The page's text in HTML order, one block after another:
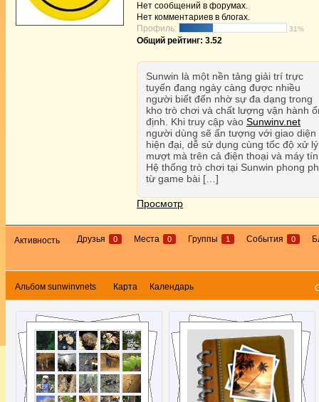
Нет сообщений в форумах.
Нет комментариев в блогах.
Профиль:
31%
Общий рейтинг: 3.52
Sunwin là một nền tảng giải trí trực
tuyến đang ngày càng được nhiều
người biết đến nhờ sự đa dạng trong
kho trò chơi và chất lượng vận hành
định. Khi truy cập vào Sunwinv.net
người dùng sẽ ấn tượng với giao diện
hiện đại, dễ sử dụng cùng tốc độ xử lý
mượt mà trên cả điện thoại và máy
Hệ thống trò chơi tại Sunwin phong
từ game bài […]
Просмотр
Активность Друзья 0 Места 0 Группы 1 События 0
Альбом sunwinvnets Карта Календарь